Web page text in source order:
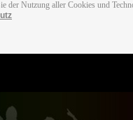
der Nutzung aller Cookies und